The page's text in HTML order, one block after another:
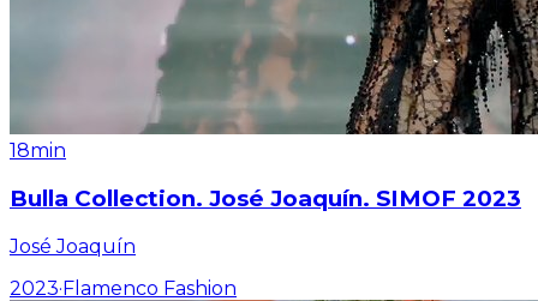
18min
Bulla Collection. José Joaquín. SIMOF 2023
José Joaquín
2023·Flamenco Fashion